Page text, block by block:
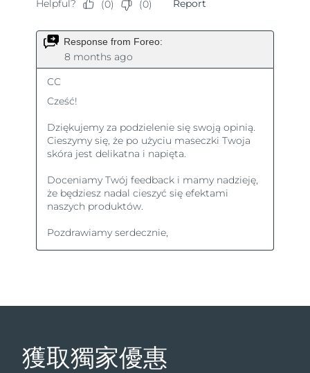
獲取獨家優惠